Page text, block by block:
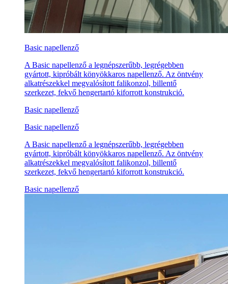
Basic napellenző
A Basic napellenző a legnépszerűbb, legrégebben
gyártott, kipróbált könyökkaros napellenző. Az öntvény
alkatrészekkel megvalósított falikonzol, billentő
szerkezet, fekvő hengertartó kiforrott konstrukció.
Basic napellenző
Basic napellenző
A Basic napellenző a legnépszerűbb, legrégebben
gyártott, kipróbált könyökkaros napellenző. Az öntvény
alkatrészekkel megvalósított falikonzol, billentő
szerkezet, fekvő hengertartó kiforrott konstrukció.
Basic napellenző